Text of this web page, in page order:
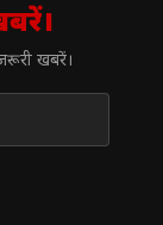
खबरें।